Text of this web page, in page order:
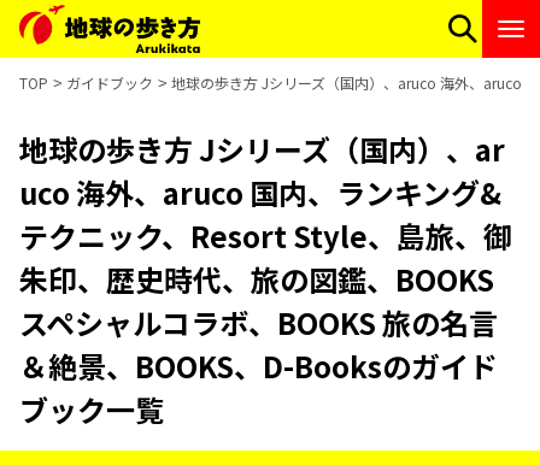
TOP ガイドブック 地球の歩き方 Jシリーズ（国内）、aruco 海外、aruco
地球の歩き方 Jシリーズ（国内）、ar
uco 海外、aruco 国内、ランキング&
テクニック、Resort Style、島旅、御
朱印、歴史時代、旅の図鑑、BOOKS
スペシャルコラボ、BOOKS 旅の名言
＆絶景、BOOKS、D-Booksのガイド
ブック一覧